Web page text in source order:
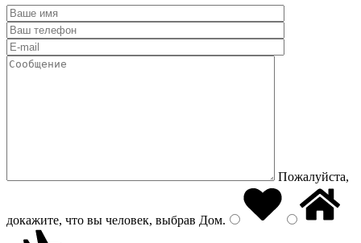
Пожалуйста,
докажите, что вы человек, выбрав Дом.